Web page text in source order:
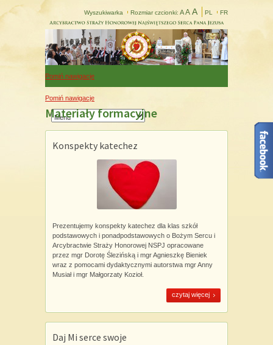
Wyszukiwarka Rozmiar czcionki: A A A PL FR
Pomiń nawigacje
Pomiń nawigacje
Materiały formacyjne
Konspekty katechez
Prezentujemy konspekty katechez dla klas szkół
podstawowych i ponadpodstawowych o Bożym Sercu i
Arcybractwie Straży Honorowej NSPJ opracowane
przez mgr Dorotę Ślezińską i mgr Agnieszkę Bieniek
wraz z pomocami dydaktycznymi autorstwa mgr Anny
Musiał i mgr Małgorzaty Kozioł.
czytaj więcej
Daj Mi serce swoje